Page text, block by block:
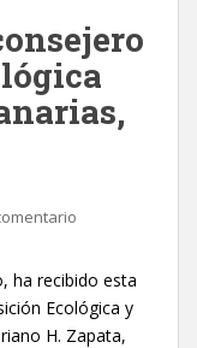
ha recibido esta
Ecológica y
H. Zapata,